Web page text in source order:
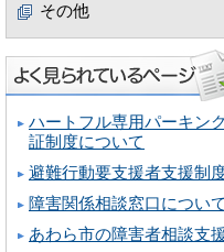
その他
ハートフル専用パーキン
証制度について
避難行動要支援者支援制
障害関係相談窓口について
あわら市の障害者相談支